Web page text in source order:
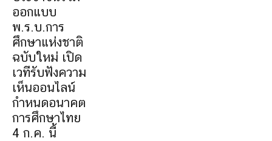
ออกแบบ
พ.ร.บ.การ
ศึกษาแห่งชาติ
ฉบับใหม่ เปิด
เวทีรับฟังความ
เห็นออนไลน์
กำหนดอนาคต
การศึกษาไทย
4 ก.ค. นี้